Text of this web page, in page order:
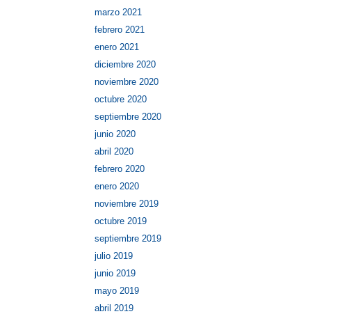
marzo 2021
febrero 2021
enero 2021
diciembre 2020
noviembre 2020
octubre 2020
septiembre 2020
junio 2020
abril 2020
febrero 2020
enero 2020
noviembre 2019
octubre 2019
septiembre 2019
julio 2019
junio 2019
mayo 2019
abril 2019